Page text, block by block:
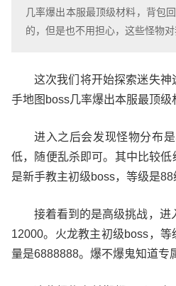
几率爆出本服最顶级材料，背包
的，但是也不用担心，这些怪物
这次我们将开始探索迷失
手地图boss几率爆出本服最顶级
进入之后会发现怪物分布
低，随便乱杀即可。其中比较
是新手教主初级boss，等级是88
接着看到的是高级挑战，进
12000。火龙教主初级boss，
量是6888888。爆不爆鬼知道专